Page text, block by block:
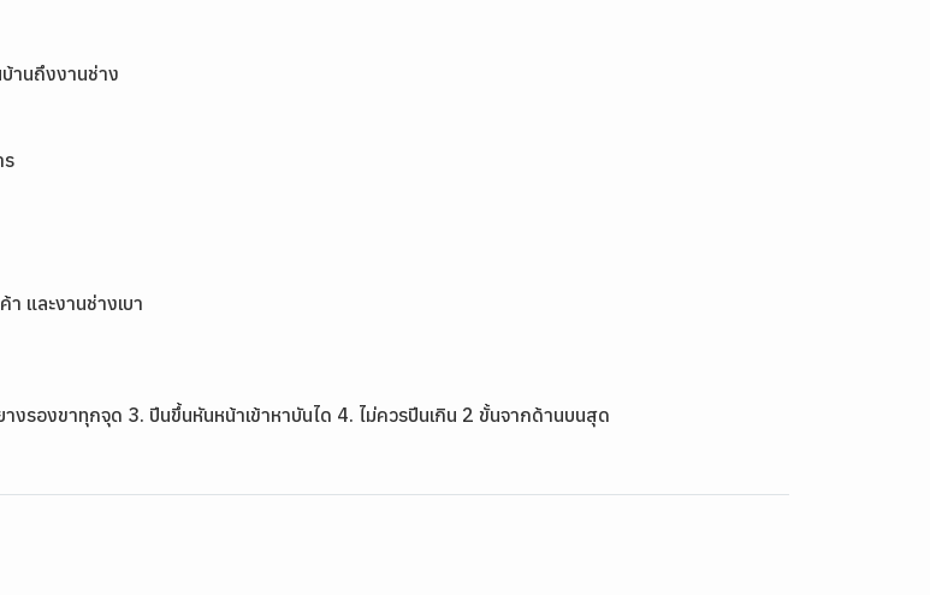
านถึงงานช่าง
ร
และงานช่างเบา
รองขาทุกจุด 3. ปีนขึ้นหันหน้าเข้าหาบันได 4. ไม่ควรปีนเกิน 2 ขั้นจากด้านบนสุด